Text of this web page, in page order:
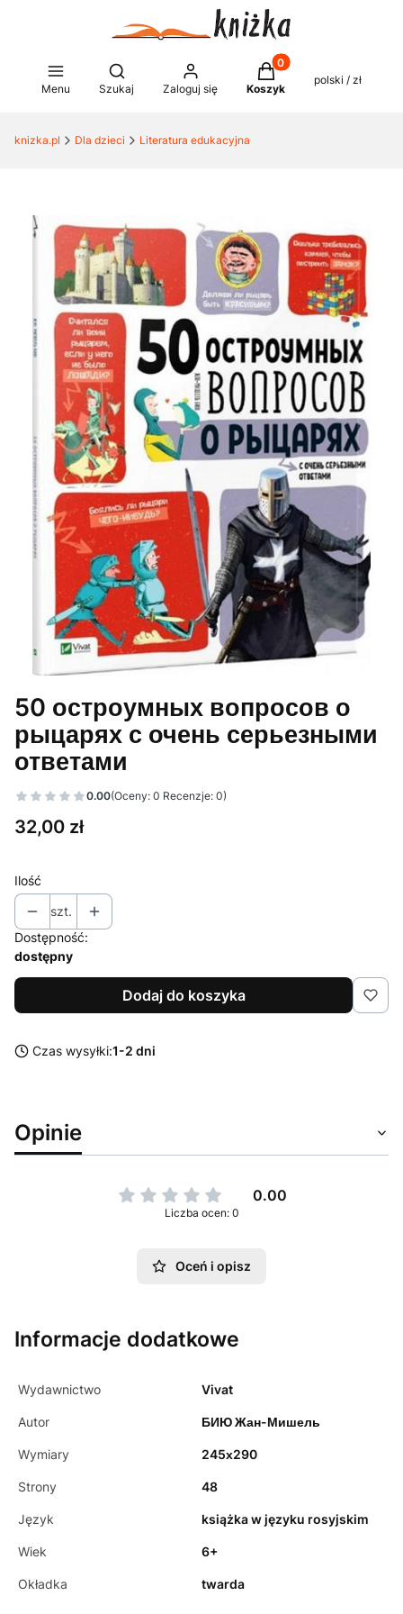
Menu
Otwórz wyszukiwarkę
Szukaj Zaloguj się
Produkty w koszyku:
Koszyk
polski / zł
knizka.pl Dla dzieci Literatura edukacyjna
50 остроумных вопросов о
рыцарях с очень серьезными
ответами
0.00(Oceny: 0 Recenzje: 0)
Cena
32,00 zł
Ilość
szt.
Dostępność:
dostępny
Dodaj do koszyka
Czas wysyłki:1-2 dni
Opinie
0.00
Liczba ocen: 0
Oceń i opisz
Informacje dodatkowe
Wydawnictwo Vivat
Autor БИЮ Жан-Мишель
Wymiary 245х290
Strony 48
Język książka w języku rosyjskim
Wiek 6+
Okładka twarda